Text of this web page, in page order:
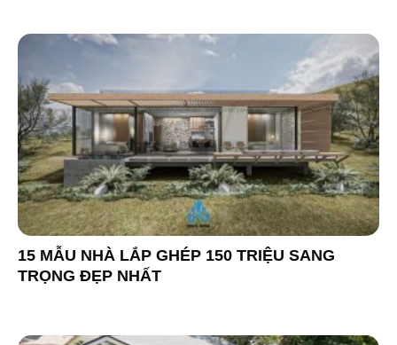
15 MẪU NHÀ LẮP GHÉP 150 TRIỆU SANG
TRỌNG ĐẸP NHẤT